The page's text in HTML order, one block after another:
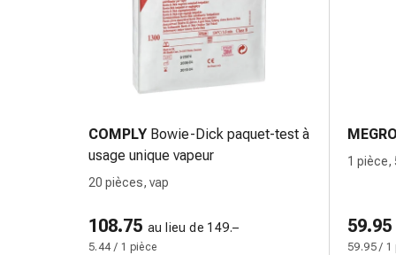
fumer
cardiaques
Troubles
de
la
et
de
COMPLY Bowie-Dick paquet-test à
usage unique vapeur
20 pièces, vap
108.75 au lieu de 149.–
5.44 / 1 pièce
MEGRO
1 pièce,
59.95
59.95 / 1